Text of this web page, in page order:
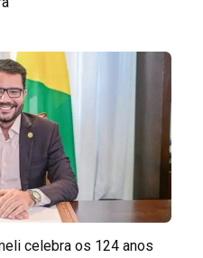
celebra os 124 anos